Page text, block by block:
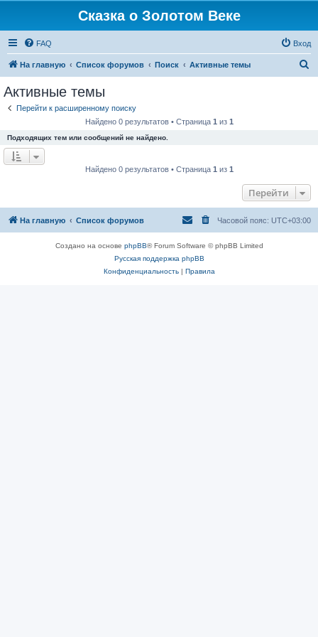
Сказка о Золотом Веке
FAQ Вход
На главную Список форумов Поиск Активные темы
Активные темы
Перейти к расширенному поиску
Найдено 0 результатов • Страница 1 из 1
Подходящих тем или сообщений не найдено.
Найдено 0 результатов • Страница 1 из 1
Перейти
На главную Список форумов Часовой пояс: UTC+03:00
Создано на основе phpBB® Forum Software © phpBB Limited
Русская поддержка phpBB
Конфиденциальность| Правила